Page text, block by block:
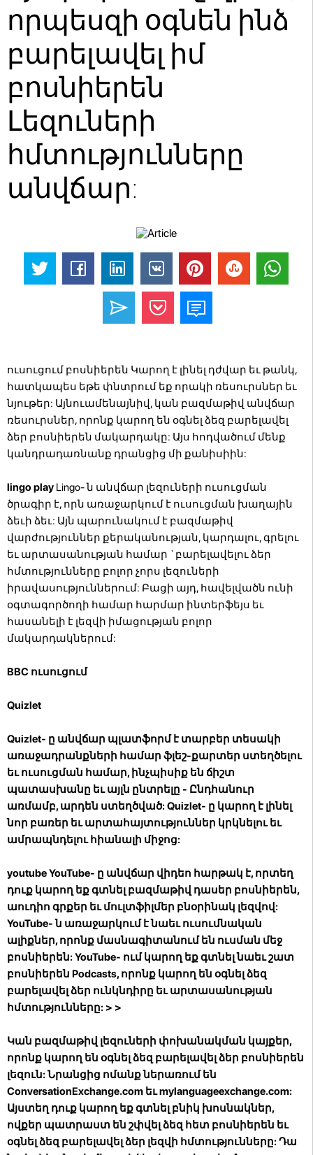
որպեսզի օգնեն ինձ
բարելավել իմ
բոսնիերեն
Լեզուների
հմտությունները
անվճար:
ուսուցում բոսնիերեն Կարող է լինել դժվար եւ թանկ,
հատկապես եթե փնտրում եք որակի ռեսուրսներ եւ
նյութեր: Այնուամենայնիվ, կան բազմաթիվ անվճար
ռեսուրսներ, որոնք կարող են օգնել ձեզ բարելավել
ձեր բոսնիերեն մակարդակը: Այս հոդվածում մենք
կանդրադառնանք դրանցից մի քանիսիին:
lingo play Lingo- ն անվճար լեզուների ուսուցման
ծրագիր է, որն առաջարկում է ուսուցման խաղային
ձեւի ձեւ: Այն պարունակում է բազմաթիվ
վարժություններ քերականության, կարդալու, գրելու
եւ արտասանության համար `բարելավելու ձեր
հմտությունները բոլոր չորս լեզուների
իրավասություններում: Բացի այդ, հավելվածն ունի
օգտագործողի համար հարմար ինտերֆեյս եւ
հասանելի է լեզվի իմացության բոլոր
մակարդակներում:
BBC ուսուցում
Quizlet
Quizlet- ը անվճար պլատֆորմ է տարբեր տեսակի
առաջադրանքների համար ֆլեշ-քարտեր ստեղծելու
եւ ուսուցման համար, ինչպիսիք են ճիշտ
պատասխանը եւ այլն ընտրելը - Ընդհանուր
առմամբ, արդեն ստեղծված: Quizlet- ը կարող է լինել
նոր բառեր եւ արտահայտություններ կրկնելու եւ
ամրապնդելու հիանալի միջոց:
youtubeYouTube- ը անվճար վիդեո հարթակ է, որտեղ
դուք կարող եք գտնել բազմաթիվ դասեր բոսնիերեն,
աուդիո գրքեր եւ մուլտֆիլմեր բնօրինակ լեզվով:
YouTube- ն առաջարկում է նաեւ ուսումնական
ալիքներ, որոնք մասնագիտանում են ուսման մեջ
բոսնիերեն: YouTube- ում կարող եք գտնել նաեւ շատ
բոսնիերեն Podcasts, որոնք կարող են օգնել ձեզ
բարելավել ձեր ունկնդիրը եւ արտասանության
հմտությունները: > >
Կան բազմաթիվ լեզուների փոխանակման կայքեր,
որոնք կարող են օգնել ձեզ բարելավել ձեր բոսնիերեն
լեզուն: Նրանցից ոմանք ներառում են
ConversationExchange.com եւ mylanguageexchange.com:
Այստեղ դուք կարող եք գտնել բնիկ խոսնակներ,
ովքեր պատրաստ են շփվել ձեզ հետ բոսնիերեն եւ
օգնել ձեզ բարելավել ձեր լեզվի հմտությունները: Դա